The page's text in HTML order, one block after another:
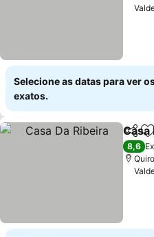
Selecione as datas para ver
exatos.
Casa
8,6